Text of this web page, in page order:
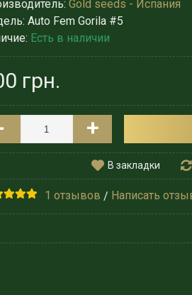
Gold seeds - Испания
Auto Fem Gorila #5
Есть в наличии
грн.
+
В закладки
1 отзывов / Написать